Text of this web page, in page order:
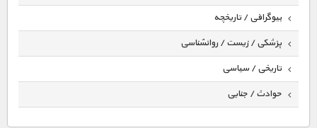
بیوگرافی / تاریخچه
پزشکی / زیست / روانشناسی
تاریخی / سیاسی
حوادث / جنایی